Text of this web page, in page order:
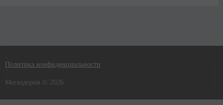
Политика конфиденциальности
Мегаздоров © 2026